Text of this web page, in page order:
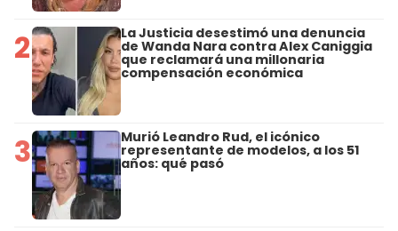
2 La Justicia desestimó una denuncia
de Wanda Nara contra Alex Caniggia
que reclamará una millonaria
compensación económica
3 Murió Leandro Rud, el icónico
representante de modelos, a los 51
años: qué pasó